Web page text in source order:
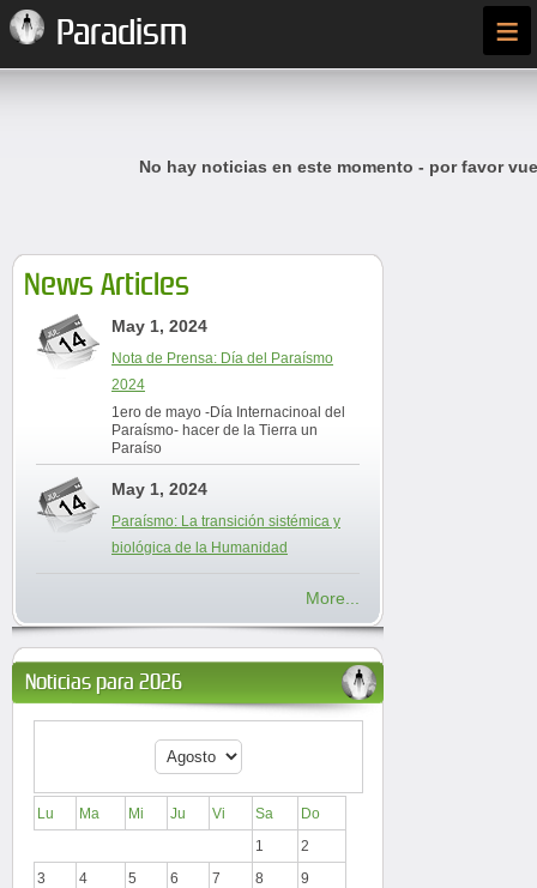
Paradism ≡
No hay noticias en este momento - por favor
News Articles
May 1, 2024
Nota de Prensa: Día del Paraísmo
2024
1ero de mayo -Día Internacinoal del
Paraísmo- hacer de la Tierra un
Paraíso
May 1, 2024
Paraísmo: La transición sistémica y
biológica de la Humanidad
More...
Noticias para 2026
Lu Ma Mi Ju Vi Sa
Do
1
2
3
4 5 6 7 8
9